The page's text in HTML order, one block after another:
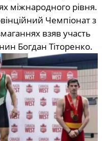
міжнародного рівня.
Чемпіонат з
взяв участь
Богдан Тіторенко.